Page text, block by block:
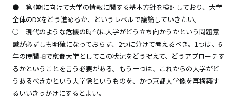
● 第4期に向けて大学の情報に関する基本方針を検討しており、大学
全体のDXをどう進めるか、というレベルで議論していきたい。
○ 現代のような危機の時代に大学がどう立ち向かうかという問題意
識が必ずしも明確になっておらず、2つに分けて考えるべき。1つは、6
年の時間軸で京都大学としてこの状況をどう捉えて、どうアプローチす
るかということを言う必要がある。もう一つは、これからの大学がど
うあるべきかという大学像というものを、かつ京都大学像を再構築す
るいいきっかけにするとよい。